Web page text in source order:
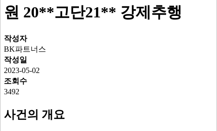
원 20**고단21** 강제추행
작성자
BK파트너스
작성일
2023-05-02
조회수
3492
사건의 개요